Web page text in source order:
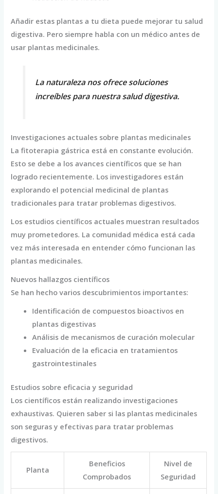
Añadir estas plantas a tu dieta puede mejorar tu salud
digestiva. Pero siempre habla con un médico antes de
usar plantas medicinales.
La naturaleza nos ofrece soluciones
increíbles para nuestra salud digestiva.
Investigaciones actuales sobre plantas medicinales
La fitoterapia gástrica está en constante evolución.
Esto se debe a los avances científicos que se han
logrado recientemente. Los investigadores están
explorando el potencial medicinal de plantas
tradicionales para tratar problemas digestivos.
Los estudios científicos actuales muestran resultados
muy prometedores. La comunidad médica está cada
vez más interesada en entender cómo funcionan las
plantas medicinales.
Nuevos hallazgos científicos
Se han hecho varios descubrimientos importantes:
Identificación de compuestos bioactivos en
plantas digestivas
Análisis de mecanismos de curación molecular
Evaluación de la eficacia en tratamientos
gastrointestinales
Estudios sobre eficacia y seguridad
Los científicos están realizando investigaciones
exhaustivas. Quieren saber si las plantas medicinales
son seguras y efectivas para tratar problemas
digestivos.
Planta
Beneficios
Comprobados
Nivel de
Seguridad